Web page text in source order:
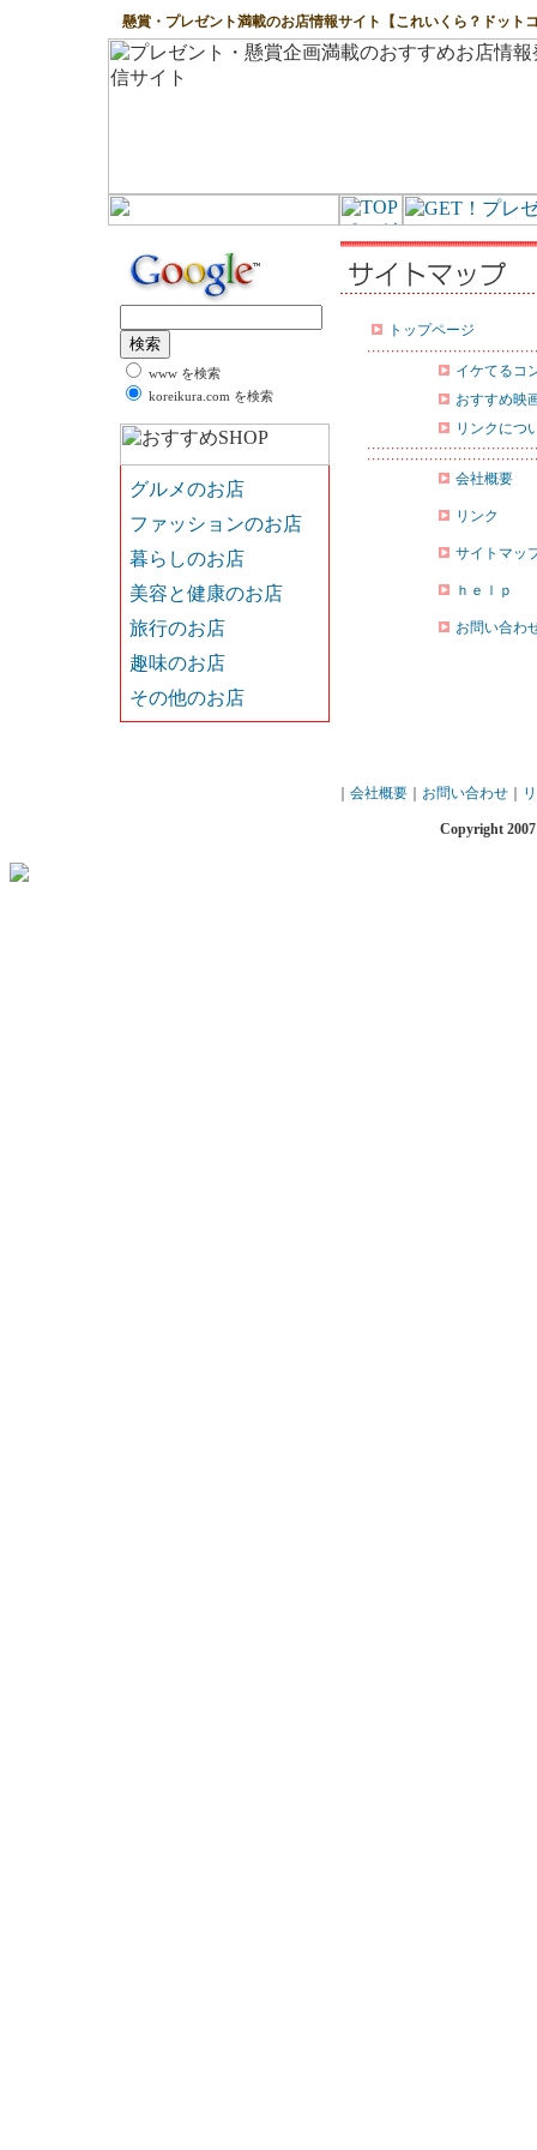
懸賞・プレゼント満載のお店情報サイト【これいくら？ドット
www を検索
koreikura.com を検索
トップページ
イケてるコ
おすすめ映
リンクにつ
会社概要
リンク
サイトマッ
ｈｅｌｐ
お問い合わ
会社概要 お問い合わせ
Copyright